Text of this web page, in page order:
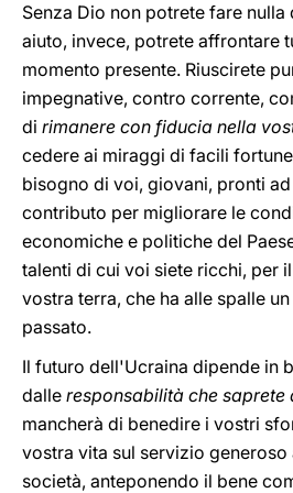
Senza Dio non potrete fare nulla
aiuto, invece, potrete affrontare
momento presente. Riuscirete
impegnative, contro corrente,
di rimanere con fiducia nella
cedere ai miraggi di facili
bisogno di voi, giovani, pronti
contributo per migliorare le
economiche e politiche del
talenti di cui voi siete ricchi, per
vostra terra, che ha alle spalle
passato.
Il futuro dell'Ucraina dipende in
dalle responsabilità che saprete
mancherà di benedire i vostri
vostra vita sul servizio generoso
società, anteponendo il bene